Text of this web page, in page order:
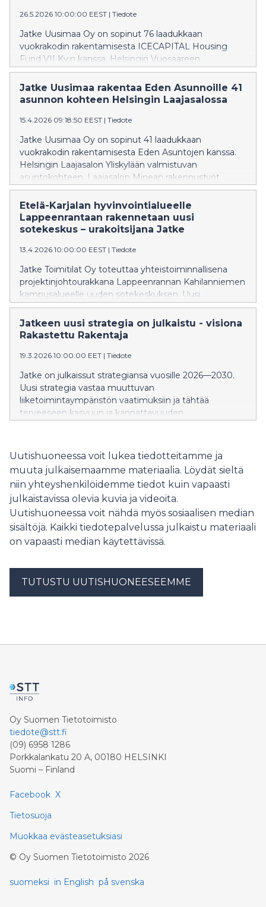
26.5.2026 10:00:00 EEST | Tiedote
Jatke Uusimaa Oy on sopinut 76 laadukkaan
vuokrakodin rakentamisesta ICECAPITAL Housing
Fund VII Ky:n kanssa. Helsingin Vuosaareen
valmistuvan asuntokohteen, Asunto Oy Helsingin
Evian, rakennustyöt alkavat heti. Kohde valmistuu
vuoden 2027 lopulla.
Jatke Uusimaa rakentaa Eden Asunnoille 41
asunnon kohteen Helsingin Laajasalossa
15.4.2026 09:18:50 EEST | Tiedote
Jatke Uusimaa Oy on sopinut 41 laadukkaan
vuokrakodin rakentamisesta Eden Asuntojen kanssa.
Helsingin Laajasalon Yliskylään valmistuvan
asuntokohteen, Laajasalon Minean rakennustyöt
alkavat heti, ja sen on tarkoitus valmistua vuonna 2027.
Etelä-Karjalan hyvinvointialueelle
Lappeenrantaan rakennetaan uusi
sotekeskus – urakoitsijana Jatke
13.4.2026 10:00:00 EEST | Tiedote
Jatke Toimitilat Oy toteuttaa yhteistoiminnallisena
projektinjohtourakkana Lappeenrannan Kahilanniemen
kampusalueelle uuden sotekeskuksen. Uusi
sotekeskus tulee korvaamaan Etelä-Karjalan
hyvinvointialueen (Ekhva) Armilan hyvinvointiaseman,
jonka toiminnot siirtyvät Etelä-Karjalan keskussairaalan
Jatkeen uusi strategia on julkaistu - visiona
Rakastettu Rakentaja
19.3.2026 10:00:00 EET | Tiedote
Jatke on julkaissut strategiansa vuosille 2026—2030.
Uusi strategia vastaa muuttuvan
liiketoimintaympäristön vaatimuksiin ja tähtää
terveeseen kasvuun ja kannattavuuden
Uutishuoneessa voit lukea tiedotteitamme ja
muuta julkaisemaamme materiaalia. Löydät sieltä
niin yhteyshenkilöidemme tiedot kuin vapaasti
julkaistavissa olevia kuvia ja videoita.
Uutishuoneessa voit nähdä myös sosiaalisen median
sisältöjä. Kaikki tiedotepalvelussa julkaistu materiaali
on vapaasti median käytettävissä.
TUTUSTU UUTISHUONEESEEMME
Oy Suomen Tietotoimisto
tiedote@stt.fi
(09) 6958 1286
Porkkalankatu 20 A, 00180 HELSINKI
Suomi – Finland
Facebook X
Tietosuoja
Muokkaa evästeasetuksiasi
© Oy Suomen Tietotoimisto 2026
suomeksi in English på svenska